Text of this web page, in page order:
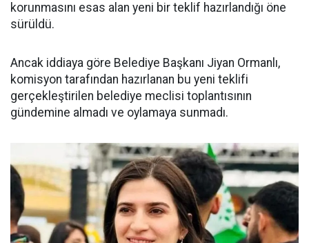
korunmasını esas alan yeni bir teklif hazırlandığı öne
sürüldü.
Ancak iddiaya göre Belediye Başkanı Jiyan Ormanlı,
komisyon tarafından hazırlanan bu yeni teklifi
gerçekleştirilen belediye meclisi toplantısının
gündemine almadı ve oylamaya sunmadı.